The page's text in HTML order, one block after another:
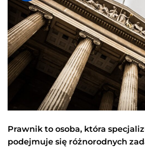
Prawnik to osoba, która
podejmuje się różnorodnych